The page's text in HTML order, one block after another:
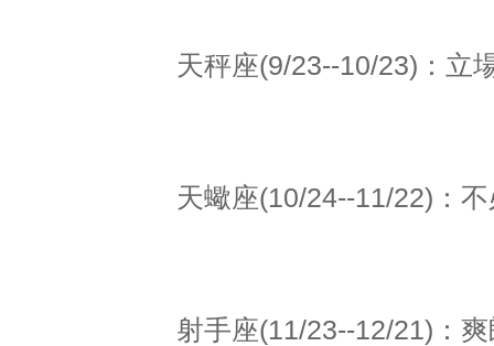
天秤座(9/23--10/23)：立
天蠍座(10/24--11/22)：
射手座(11/23--12/21)：